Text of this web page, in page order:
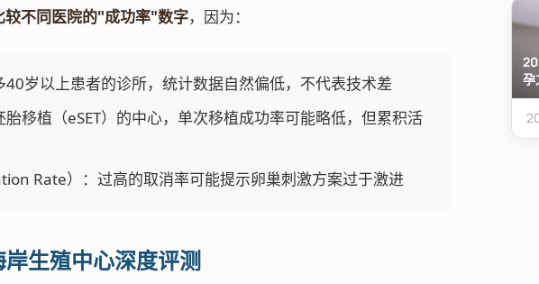
较不同医院的"成功率"数字，因为：
岁以上患者的诊所，统计数据自然偏低，不代表技术差
移植（eSET）的中心，单次移植成功率可能略低，但累积活
Rate）：过高的取消率可能提示卵巢刺激方案过于激进
生殖中心深度评测
孕